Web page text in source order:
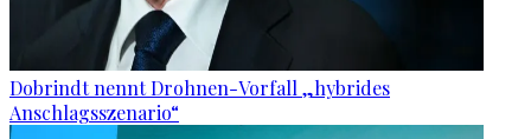
Dobrindt nennt Drohnen-Vorfall „hybrides
Anschlagsszenario“